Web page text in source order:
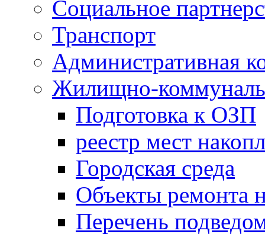
Социальное
Транспорт
Административная
Жилищно-
Подготовка к ОЗП
реестр мест
Городская среда
Объекты ремонта
Перечень